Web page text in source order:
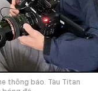
thông báo. Tàu Titan